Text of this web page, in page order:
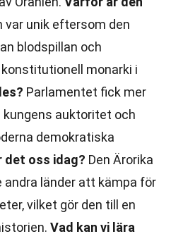
var unik eftersom den
blodspillan och
monarki i
Parlamentet fick mer
auktoritet och
demokratiska
det oss idag? Den Ärorika
andra länder att kämpa för
vilket gör den till en
Vad kan vi lära